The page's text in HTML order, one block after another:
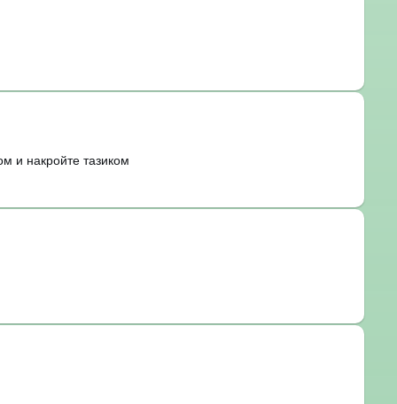
и накройте тазиком